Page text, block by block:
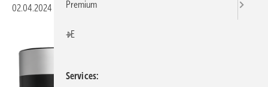
02.04.2024 Veröffentlicht in
Premium
+E
Services